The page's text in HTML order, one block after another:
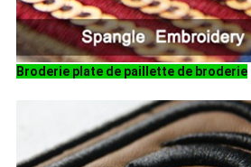
Broderie plate de paillette de broderie